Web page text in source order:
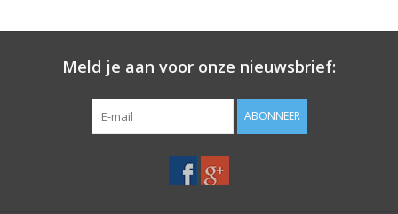
Meld je aan voor onze nieuwsbrief:
ABONNEER